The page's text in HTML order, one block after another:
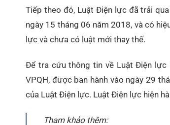
Tiếp theo đó, Luật Điện lực đã trải
ngày 15 tháng 06 năm 2018, và có
lực và chưa có luật mới thay thế.
Để tra cứu thông tin về Luật Điện lực
VPQH, được ban hành vào ngày 29
của Luật Điện lực. Luật Điện lực hiện
Tham khảo thêm: